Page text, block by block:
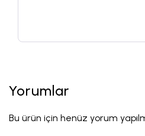
Yorumlar
Bu ürün için henüz yorum